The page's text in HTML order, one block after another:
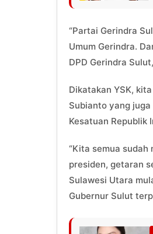
“Partai Gerindra
Umum Gerindra.
DPD Gerindra
Dikatakan YSK,
Subianto yang
Kesatuan Republik
“Kita semua
presiden, getaran
Sulawesi Utara
Gubernur Sulut